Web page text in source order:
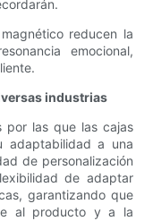
reducen la
emocional,
industrias
por las que las cajas
adaptabilidad a una
de personalización
de adaptar
garantizando que
al producto y a la